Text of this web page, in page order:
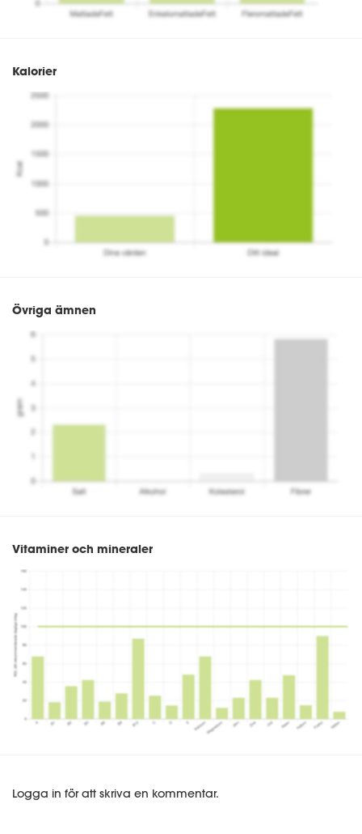
Kalorier
Övriga ämnen
Vitaminer och mineraler
Logga in för att skriva en kommentar.